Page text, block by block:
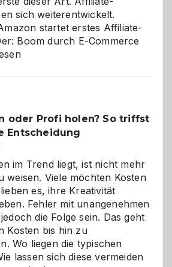
sich weiterentwickelt.
startet erstes Affiliate-
Boom durch E-Commerce
oder Profi holen? So triffst
Entscheidung
im Trend liegt, ist nicht mehr
weisen. Viele möchten Kosten
es, ihre Kreativität
Fehler mit unangenehmen
die Folge sein. Das geht
Kosten bis hin zu
Wo liegen die typischen
lassen sich diese vermeiden